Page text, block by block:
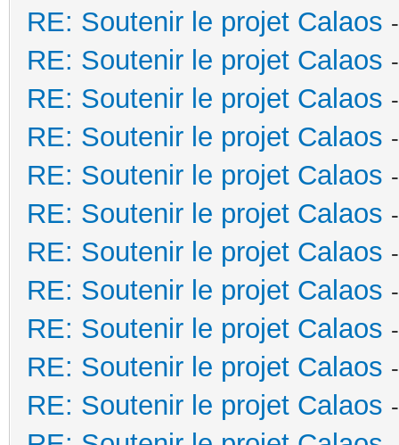
RE: Soutenir le projet Calaos
RE: Soutenir le projet Calaos
RE: Soutenir le projet Calaos
RE: Soutenir le projet Calaos
RE: Soutenir le projet Calaos
RE: Soutenir le projet Calaos
RE: Soutenir le projet Calaos
RE: Soutenir le projet Calaos
RE: Soutenir le projet Calaos
RE: Soutenir le projet Calaos
RE: Soutenir le projet Calaos